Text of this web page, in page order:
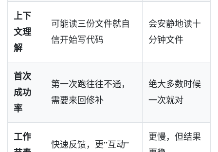
上下
文理
解
可能读三份文件就自
信开始写代码
会安静地读十
分钟文件
首次
成功
率
第一次跑往往不通，
需要来回修补
绝大多数时候
一次就对
工作
快速反馈，更”互动”
更慢，但结果